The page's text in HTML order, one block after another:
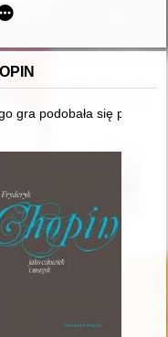
małe ojczyzny. [T.] 25
o
gra podobała się przede